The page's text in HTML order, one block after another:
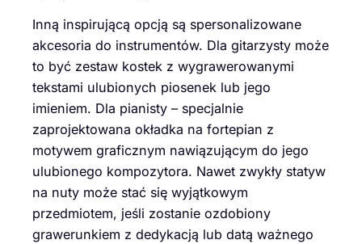
Inną inspirującą opcją są spersonalizowane
akcesoria do instrumentów. Dla gitarzysty może
to być zestaw kostek z wygrawerowanymi
tekstami ulubionych piosenek lub jego
imieniem. Dla pianisty – specjalnie
zaprojektowana okładka na fortepian z
motywem graficznym nawiązującym do jego
ulubionego kompozytora. Nawet zwykły statyw
na nuty może stać się wyjątkowym
przedmiotem, jeśli zostanie ozdobiony
grawerunkiem z dedykacją lub datą ważnego